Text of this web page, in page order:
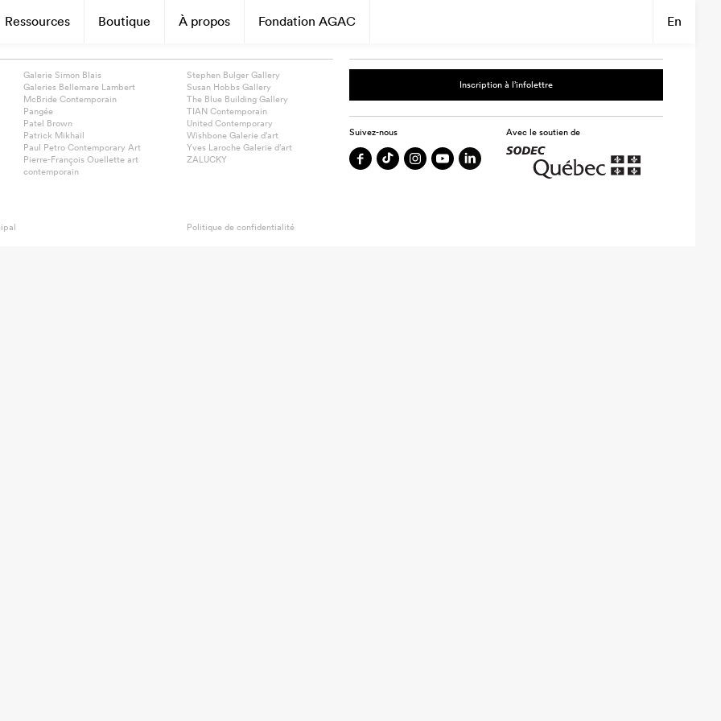
Ressources Boutique À propos Fondation AGAC En
Galerie Simon Blais
Galeries Bellemare Lambert
McBride Contemporain
Pangée
Patel Brown
Patrick Mikhail
Paul Petro Contemporary Art
Pierre-François Ouellette art
contemporain
Stephen Bulger Gallery
Susan Hobbs Gallery
The Blue Building Gallery
TIAN Contemporain
United Contemporary
Wishbone Galerie d’art
Yves Laroche Galerie d’art
ZALUCKY
Inscription à l’infolettre
Suivez-nous Avec le soutien de
Politique de confidentialité